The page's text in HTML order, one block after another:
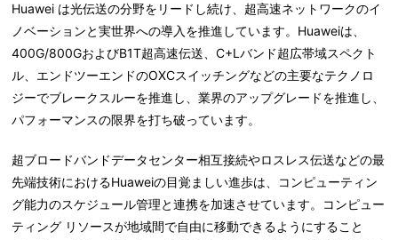
Huawei は光伝送の分野をリードし続け、超高速ネットワークのイ
ノベーションと実世界への導入を推進しています。Huaweiは、
400G/800GおよびB1T超高速伝送、C+Lバンド超広帯域スペクト
ル、エンドツーエンドのOXCスイッチングなどの主要なテクノロ
ジーでブレークスルーを推進し、業界のアップグレードを推進し、
パフォーマンスの限界を打ち破っています。
超ブロードバンドデータセンター相互接続やロスレス伝送などの最
先端技術におけるHuaweiの目覚ましい進歩は、コンピューティン
グ能力のスケジュール管理と連携を加速させています。コンピュー
ティング リソースが地域間で自由に移動できるようにすること